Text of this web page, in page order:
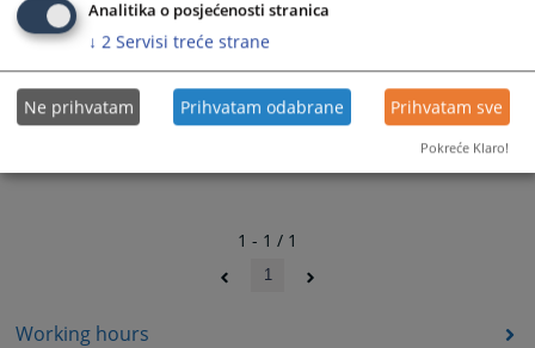
Working hours
1 - 1 / 1
1
Analitika o posjećenosti stranica
↓ 2 Servisi treće strane
Ne prihvatam Prihvatam odabrane Prihvatam sve
Pokreće Klaro!